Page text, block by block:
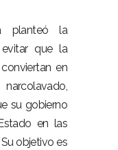
planteó la
que la
en
su gobierno
en las
objetivo es